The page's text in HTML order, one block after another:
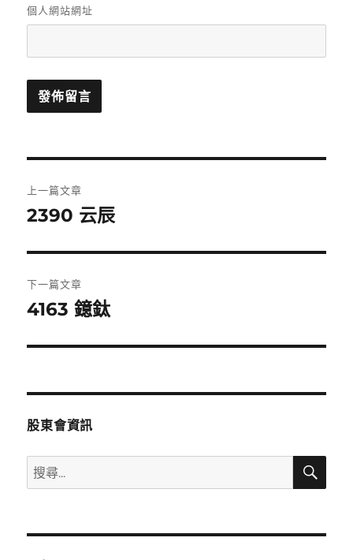
個人網站網址
章
覽
上一篇文章
上
篇
文
章:
2390 云辰
下一篇文章
下
篇
章:
4163 鐿鈦
股東會資訊
搜
尋
鍵
搜